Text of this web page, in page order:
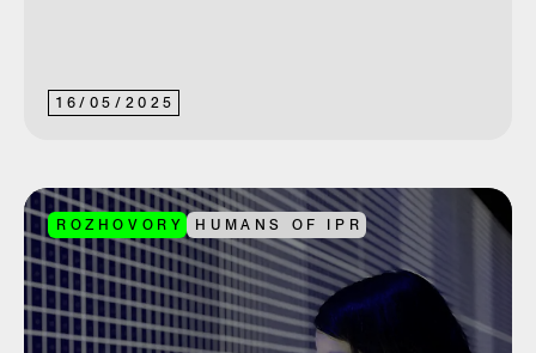
16/ 05/ 2025
ROZHOVORY HUMANS OF IPR